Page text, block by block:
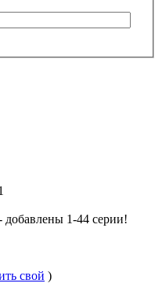
добавлены 1-44 серии!
свой )